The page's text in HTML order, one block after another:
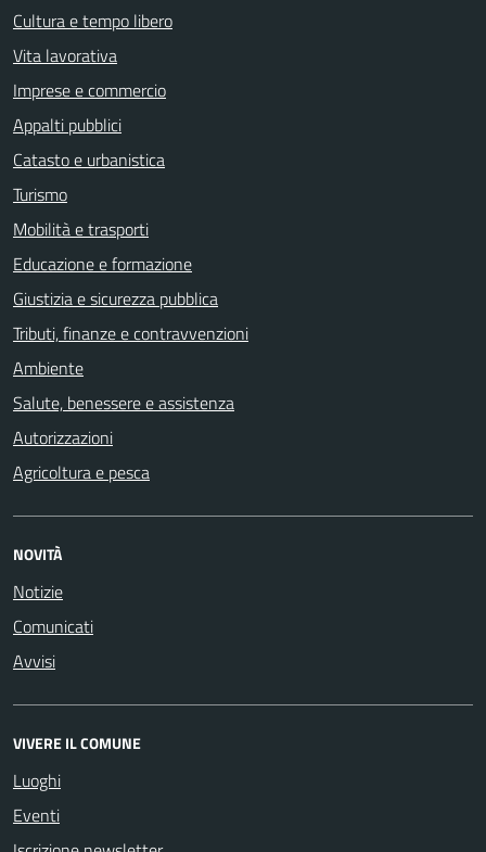
Cultura e tempo libero
Vita lavorativa
Imprese e commercio
Appalti pubblici
Catasto e urbanistica
Turismo
Mobilità e trasporti
Educazione e formazione
Giustizia e sicurezza pubblica
Tributi, finanze e contravvenzioni
Ambiente
Salute, benessere e assistenza
Autorizzazioni
Agricoltura e pesca
NOVITÀ
Notizie
Comunicati
Avvisi
VIVERE IL COMUNE
Luoghi
Eventi